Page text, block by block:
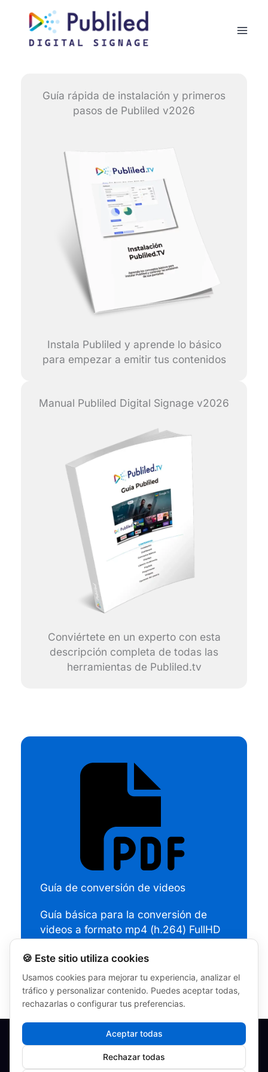
Guía rápida de instalación y primeros
pasos de Publiled v2026
Instala Publiled y aprende lo básico
para empezar a emitir tus contenidos
Manual Publiled Digital Signage v2026
Conviértete en un experto con esta
descripción completa de todas las
herramientas de Publiled.tv
Guía de conversión de videos
Guía básica para la conversión de
videos a formato mp4 (h.264) FullHD
Condiciones generales
Politica de privacidad
Política de cookies
🍪 Este sitio utiliza cookies
Usamos cookies para mejorar tu experiencia, analizar el
tráfico y personalizar contenido. Puedes aceptar todas,
rechazarlas o configurar tus preferencias.
Aceptar todas
Rechazar todas